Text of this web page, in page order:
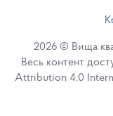
2026 © Вища
Весь контент
Attribution 4.0